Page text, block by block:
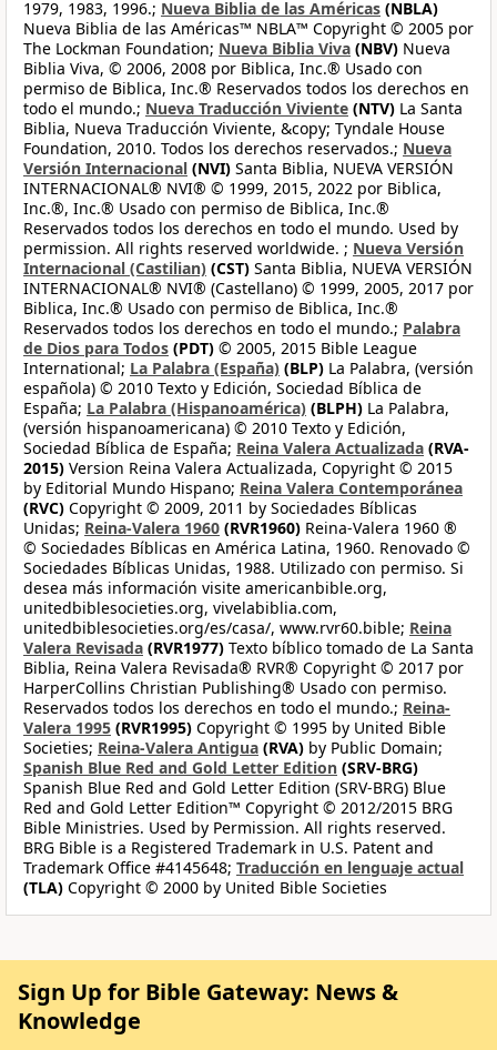
1979, 1983, 1996.; Nueva Biblia de las Américas (NBLA)
Nueva Biblia de las Américas™ NBLA™ Copyright © 2005 por
The Lockman Foundation; Nueva Biblia Viva (NBV) Nueva
Biblia Viva, © 2006, 2008 por Biblica, Inc.® Usado con
permiso de Biblica, Inc.® Reservados todos los derechos en
todo el mundo.; Nueva Traducción Viviente (NTV) La Santa
Biblia, Nueva Traducción Viviente, &copy; Tyndale House
Foundation, 2010. Todos los derechos reservados.; Nueva
Versión Internacional (NVI) Santa Biblia, NUEVA VERSIÓN
INTERNACIONAL® NVI® © 1999, 2015, 2022 por Biblica,
Inc.®, Inc.® Usado con permiso de Biblica, Inc.®
Reservados todos los derechos en todo el mundo. Used by
permission. All rights reserved worldwide. ; Nueva Versión
Internacional (Castilian) (CST) Santa Biblia, NUEVA VERSIÓN
INTERNACIONAL® NVI® (Castellano) © 1999, 2005, 2017 por
Biblica, Inc.® Usado con permiso de Biblica, Inc.®
Reservados todos los derechos en todo el mundo.; Palabra
de Dios para Todos (PDT) © 2005, 2015 Bible League
International; La Palabra (España) (BLP) La Palabra, (versión
española) © 2010 Texto y Edición, Sociedad Bíblica de
España; La Palabra (Hispanoamérica) (BLPH) La Palabra,
(versión hispanoamericana) © 2010 Texto y Edición,
Sociedad Bíblica de España; Reina Valera Actualizada (RVA-
2015) Version Reina Valera Actualizada, Copyright © 2015
by Editorial Mundo Hispano; Reina Valera Contemporánea
(RVC) Copyright © 2009, 2011 by Sociedades Bíblicas
Unidas; Reina-Valera 1960 (RVR1960) Reina-Valera 1960 ®
© Sociedades Bíblicas en América Latina, 1960. Renovado ©
Sociedades Bíblicas Unidas, 1988. Utilizado con permiso. Si
desea más información visite americanbible.org,
unitedbiblesocieties.org, vivelabiblia.com,
unitedbiblesocieties.org/es/casa/, www.rvr60.bible; Reina
Valera Revisada (RVR1977) Texto bíblico tomado de La Santa
Biblia, Reina Valera Revisada® RVR® Copyright © 2017 por
HarperCollins Christian Publishing® Usado con permiso.
Reservados todos los derechos en todo el mundo.; Reina-
Valera 1995 (RVR1995) Copyright © 1995 by United Bible
Societies; Reina-Valera Antigua (RVA) by Public Domain;
Spanish Blue Red and Gold Letter Edition (SRV-BRG)
Spanish Blue Red and Gold Letter Edition (SRV-BRG) Blue
Red and Gold Letter Edition™ Copyright © 2012/2015 BRG
Bible Ministries. Used by Permission. All rights reserved.
BRG Bible is a Registered Trademark in U.S. Patent and
Trademark Office #4145648; Traducción en lenguaje actual
(TLA) Copyright © 2000 by United Bible Societies
Sign Up for Bible Gateway: News &
Knowledge